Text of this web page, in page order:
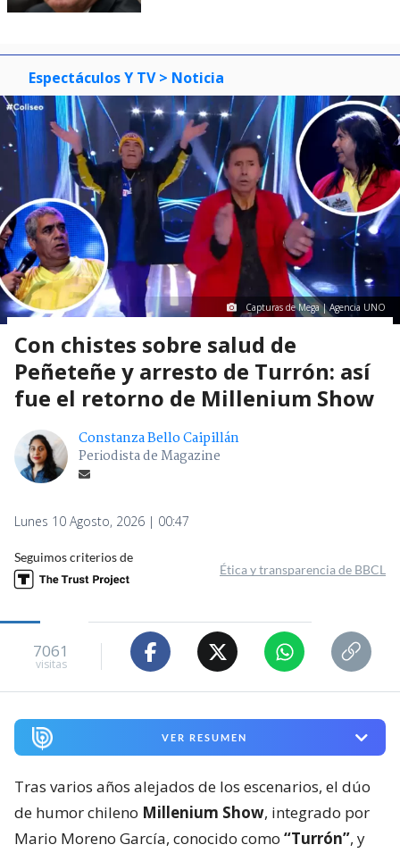
Espectáculos Y TV > Noticia
Capturas de Mega | Agencia UNO
Con chistes sobre salud de
Peñeteñe y arresto de Turrón: así
fue el retorno de Millenium Show
Constanza Bello Caipillán
Periodista de Magazine
Lunes 10 Agosto, 2026 | 00:47
Seguimos criterios de
Ética y transparencia de BBCL
7061
visitas
VER RESUMEN
Tras varios años alejados de los escenarios, el dúo
de humor chileno Millenium Show, integrado por
Mario Moreno García, conocido como “Turrón”, y